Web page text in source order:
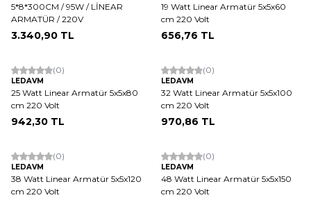
5*8*300CM / 95W / LİNEAR
ARMATÜR / 220V
3.340,90 TL
19 Watt Linear Armatür 5x5x60
cm 220 Volt
656,76 TL
(0)
LEDAVM
25 Watt Linear Armatür 5x5x80
cm 220 Volt
942,30 TL
(0)
LEDAVM
32 Watt Linear Armatür 5x5x100
cm 220 Volt
970,86 TL
(0)
LEDAVM
38 Watt Linear Armatür 5x5x120
cm 220 Volt
(0)
LEDAVM
48 Watt Linear Armatür 5x5x150
cm 220 Volt